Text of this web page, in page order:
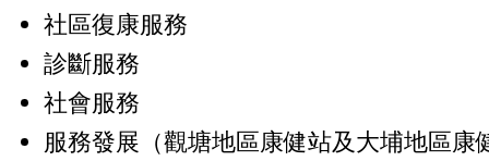
社區復康服務
診斷服務
社會服務
服務發展（觀塘地區康健站及大埔地區康